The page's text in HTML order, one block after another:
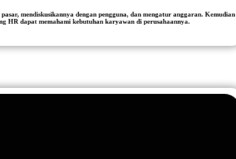
mendiskusikannya dengan pengguna, dan mengatur anggaran. Kemudian
HR dapat memahami kebutuhan karyawan di perusahaannya.